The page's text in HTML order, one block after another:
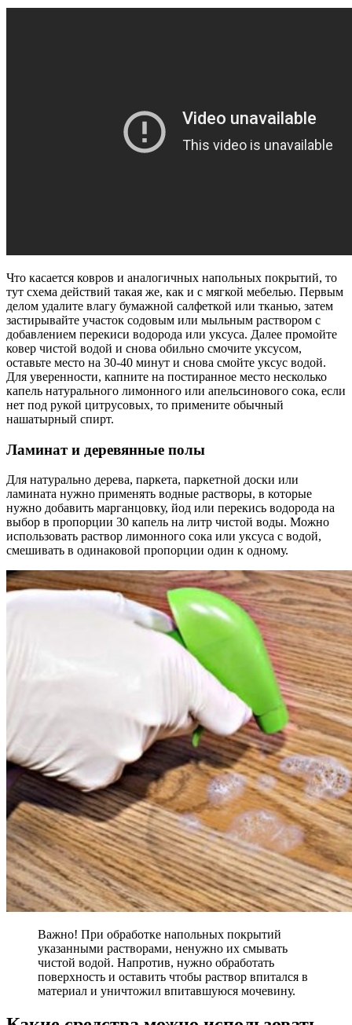
Что касается ковров и аналогичных напольных покрытий, то
тут схема действий такая же, как и с мягкой мебелью. Первым
делом удалите влагу бумажной салфеткой или тканью, затем
застирывайте участок содовым или мыльным раствором с
добавлением перекиси водорода или уксуса. Далее промойте
ковер чистой водой и снова обильно смочите уксусом,
оставьте место на 30-40 минут и снова смойте уксус водой.
Для уверенности, капните на постиранное место несколько
капель натурального лимонного или апельсинового сока, если
нет под рукой цитрусовых, то примените обычный
нашатырный спирт.
Ламинат и деревянные полы
Для натурально дерева, паркета, паркетной доски или
ламината нужно применять водные растворы, в которые
нужно добавить марганцовку, йод или перекись водорода на
выбор в пропорции 30 капель на литр чистой воды. Можно
использовать раствор лимонного сока или уксуса с водой,
смешивать в одинаковой пропорции один к одному.
Важно! При обработке напольных покрытий
указанными растворами, ненужно их смывать
чистой водой. Напротив, нужно обработать
поверхность и оставить чтобы раствор впитался в
материал и уничтожил впитавшуюся мочевину.